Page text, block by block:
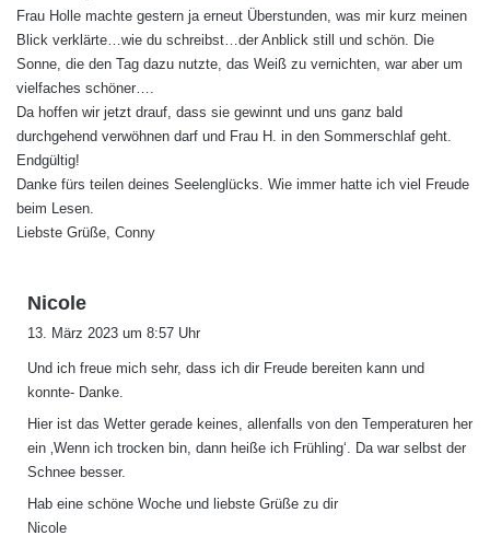
:
Frau Holle machte gestern ja erneut Überstunden, was mir kurz meinen
Blick verklärte…wie du schreibst…der Anblick still und schön. Die
Sonne, die den Tag dazu nutzte, das Weiß zu vernichten, war aber um
vielfaches schöner….
Da hoffen wir jetzt drauf, dass sie gewinnt und uns ganz bald
durchgehend verwöhnen darf und Frau H. in den Sommerschlaf geht.
Endgültig!
Danke fürs teilen deines Seelenglücks. Wie immer hatte ich viel Freude
beim Lesen.
Liebste Grüße, Conny
Nicole
t
:
13. März 2023 um 8:57 Uhr
Und ich freue mich sehr, dass ich dir Freude bereiten kann und
konnte- Danke.
Hier ist das Wetter gerade keines, allenfalls von den Temperaturen her
ein ‚Wenn ich trocken bin, dann heiße ich Frühling‘. Da war selbst der
Schnee besser.
Hab eine schöne Woche und liebste Grüße zu dir
Nicole